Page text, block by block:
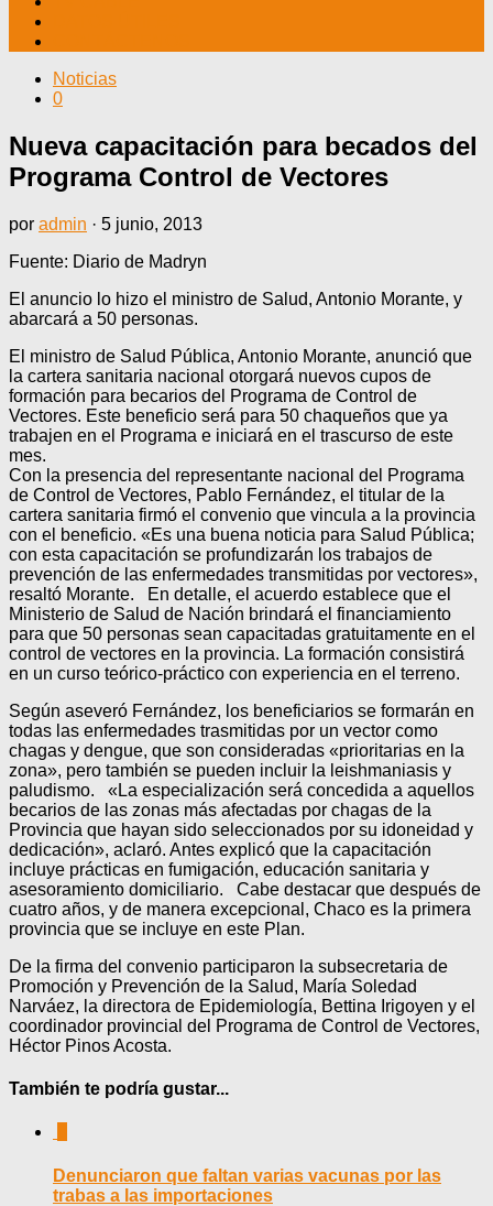
Noticias
0
Nueva capacitación para becados del
Programa Control de Vectores
por admin · 5 junio, 2013
Fuente: Diario de Madryn
El anuncio lo hizo el ministro de Salud, Antonio Morante, y
abarcará a 50 personas.
El ministro de Salud Pública, Antonio Morante, anunció que
la cartera sanitaria nacional otorgará nuevos cupos de
formación para becarios del Programa de Control de
Vectores. Este beneficio será para 50 chaqueños que ya
trabajen en el Programa e iniciará en el trascurso de este
mes.
Con la presencia del representante nacional del Programa
de Control de Vectores, Pablo Fernández, el titular de la
cartera sanitaria firmó el convenio que vincula a la provincia
con el beneficio. «Es una buena noticia para Salud Pública;
con esta capacitación se profundizarán los trabajos de
prevención de las enfermedades transmitidas por vectores»,
resaltó Morante. En detalle, el acuerdo establece que el
Ministerio de Salud de Nación brindará el financiamiento
para que 50 personas sean capacitadas gratuitamente en el
control de vectores en la provincia. La formación consistirá
en un curso teórico-práctico con experiencia en el terreno.
Según aseveró Fernández, los beneficiarios se formarán en
todas las enfermedades trasmitidas por un vector como
chagas y dengue, que son consideradas «prioritarias en la
zona», pero también se pueden incluir la leishmaniasis y
paludismo. «La especialización será concedida a aquellos
becarios de las zonas más afectadas por chagas de la
Provincia que hayan sido seleccionados por su idoneidad y
dedicación», aclaró. Antes explicó que la capacitación
incluye prácticas en fumigación, educación sanitaria y
asesoramiento domiciliario. Cabe destacar que después de
cuatro años, y de manera excepcional, Chaco es la primera
provincia que se incluye en este Plan.
De la firma del convenio participaron la subsecretaria de
Promoción y Prevención de la Salud, María Soledad
Narváez, la directora de Epidemiología, Bettina Irigoyen y el
coordinador provincial del Programa de Control de Vectores,
Héctor Pinos Acosta.
También te podría gustar...
Denunciaron que faltan varias vacunas por las
trabas a las importaciones